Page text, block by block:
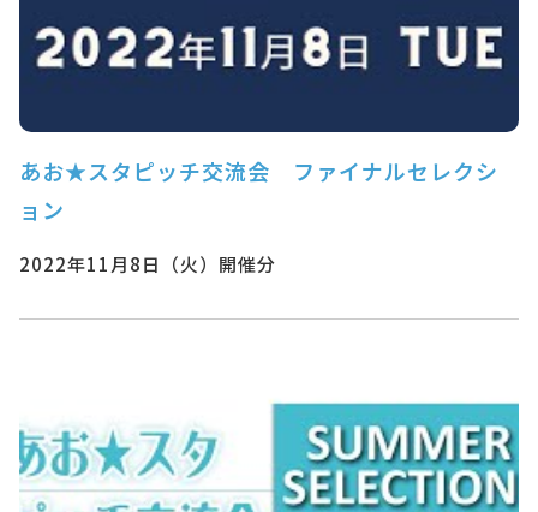
あお★スタピッチ交流会 ファイナルセレクシ
ョン
2022年11月8日（火）開催分